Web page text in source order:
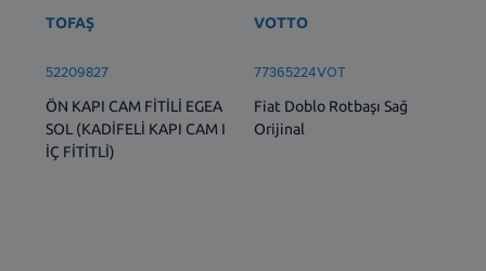
TOFAŞ
52209827
ÖN KAPI CAM FİTİLİ EGEA
SOL (KADİFELİ KAPI CAM I
İÇ FİTİTLİ)
VOTTO
77365224VOT
Fiat Doblo Rotbaşı Sağ
Orijinal